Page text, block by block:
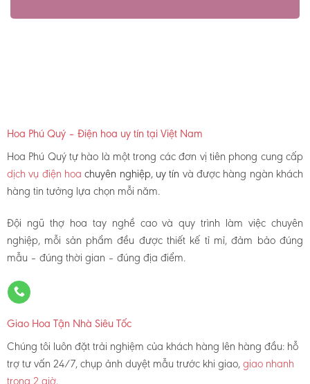
Hoa Phú Quý – Điện hoa uy tín tại Việt Nam
Hoa Phú Quý tự hào là một trong các đơn vị tiên phong cung cấp
dịch vụ điện hoachuyên nghiệp, uy tín và được hàng ngàn khách
hàng tin tưởng lựa chọn mỗi năm.
Đội ngũ thợ hoa tay nghề cao và quy trình làm việc chuyên
nghiệp, mỗi sản phẩm đều được thiết kế tỉ mỉ, đảm bảo đúng
mẫu – đúng thời gian – đúng địa điểm.
Giao Hoa Tận Nhà Siêu Tốc
Chúng tôi luôn đặt trải nghiệm của khách hàng lên hàng đầu: hỗ
trợ tư vấn 24/7, chụp ảnh duyệt mẫu trước khi giao,giao nhanh
trong 2 giờ.